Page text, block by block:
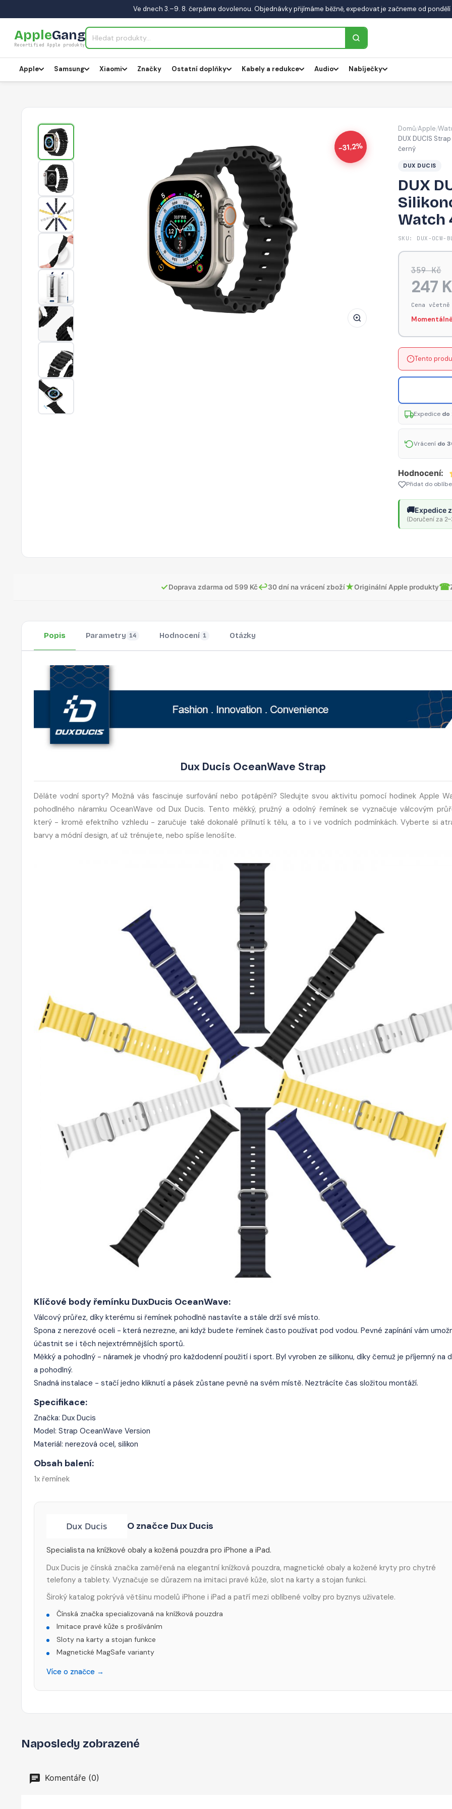
Ve dnech 3.–9. 8. čerpáme dovolenou. Objednávky přijímáme běžně, expedovat je začneme od pondělí
AppleGang
Recertified Apple produkty
Apple Samsung Xiaomi Značky Ostatní doplňky Kabely a redukce Audio Nabíječky
-31,2%
DUX
DUCIS
Strap
OceanWave
Silikonový
řemínek
pro
Domů/Apple/
DUX DUCIS
černý
DUX DUCIS
DUX
Watch
SKU: DUX-OCW-
359 Kč
247
Cena
Tento
Expedice do
Vrácení do
Hodnocení:
Přidat do
🚚Expedice
(Doručení za
✓Doprava zdarma od 599 Kč↩30 dní na vrácení zboží★Originální Apple produkty☎
Popis Parametry 14 Hodnocení 1 Otázky
Dux Ducis OceanWave Strap
Děláte vodní sporty? Možná vás fascinuje surfování nebo potápění? Sledujte svou aktivitu pomocí hodinek Apple
pohodlného náramku OceanWave od Dux Ducis. Tento měkký, pružný a odolný řemínek se vyznačuje válcovým
který - kromě efektního vzhledu - zaručuje také dokonalé přilnutí k tělu, a to i ve vodních podmínkách. Vyberte si
barvy a módní design, ať už trénujete, nebo spíše lenošíte.
Klíčové body řemínku DuxDucis OceanWave:
Válcový průřez, díky kterému si řemínek pohodlně nastavíte a stále drží své místo.
Spona z nerezové oceli - která nezrezne, ani když budete řemínek často používat pod vodou. Pevné zapínání vám
účastnit se i těch nejextrémnějších sportů.
Měkký a pohodlný - náramek je vhodný pro každodenní použití i sport. Byl vyroben ze silikonu, díky čemuž je příjemný na
a pohodlný.
Snadná instalace - stačí jedno kliknutí a pásek zůstane pevně na svém místě. Neztrácíte čas složitou montáží.
Specifikace:
Značka: Dux Ducis
Model: Strap OceanWave Version
Materiál: nerezová ocel, silikon
Obsah balení:
1x řemínek
O značce Dux Ducis
Specialista na knížkové obaly a kožená pouzdra pro iPhone a iPad.
Dux Ducis je čínská značka zaměřená na elegantní knížková pouzdra, magnetické obaly a kožené kryty pro chytré
telefony a tablety. Vyznačuje se důrazem na imitaci pravé kůže, slot na karty a stojan funkci.
Široký katalog pokrývá většinu modelů iPhone i iPad a patří mezi oblíbené volby pro byznys uživatele.
Čínská značka specializovaná na knížková pouzdra
Imitace pravé kůže s prošíváním
Sloty na karty a stojan funkce
Magnetické MagSafe varianty
Více o značce →
Naposledy zobrazené
Komentáře (0)